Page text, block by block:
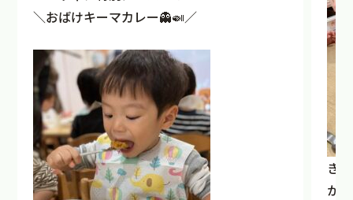
＼おばけキーマカレー👻🍛／
き
か